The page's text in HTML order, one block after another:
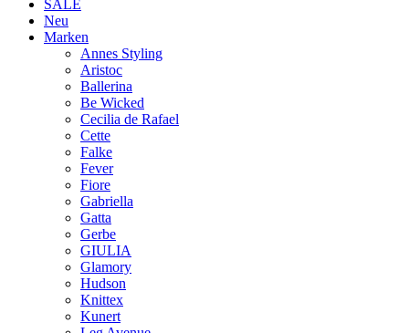
SALE
Neu
Marken
Annes Styling
Aristoc
Ballerina
Be Wicked
Cecilia de Rafael
Cette
Falke
Fever
Fiore
Gabriella
Gatta
Gerbe
GIULIA
Glamory
Hudson
Knittex
Kunert